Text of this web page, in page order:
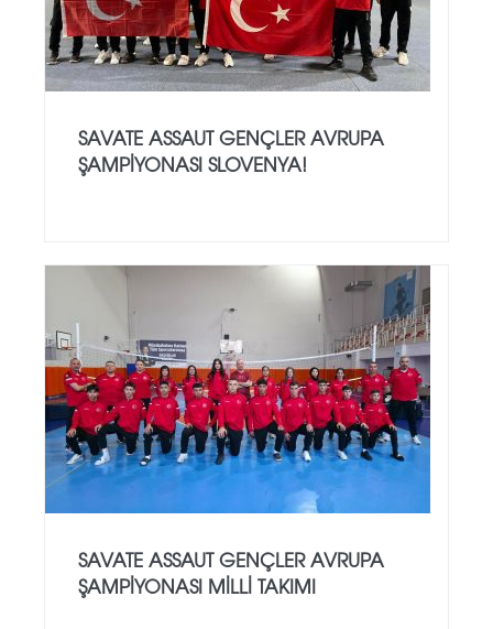
SAVATE ASSAUT GENÇLER AVRUPA
ŞAMPİYONASI SLOVENYA!
SAVATE ASSAUT GENÇLER AVRUPA
ŞAMPİYONASI MİLLİ TAKIMI